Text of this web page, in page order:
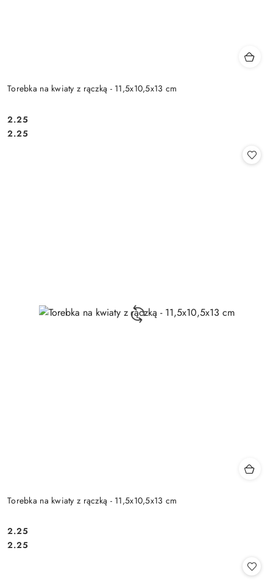
Torebka na kwiaty z rączką - 11,5x10,5x13 cm
Cena:
2.25
Cena:
2.25
Torebka na kwiaty z rączką - 11,5x10,5x13 cm
Cena:
2.25
Cena:
2.25